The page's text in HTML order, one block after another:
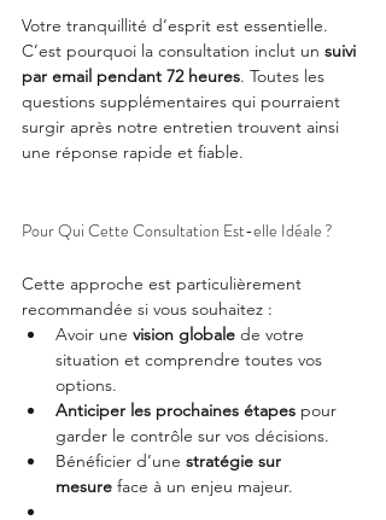
Votre tranquillité d’esprit est essentielle.
C’est pourquoi la consultation inclut un suivi
par email pendant 72 heures. Toutes les
questions supplémentaires qui pourraient
surgir après notre entretien trouvent ainsi
une réponse rapide et fiable.
Pour Qui Cette Consultation Est-elle Idéale ?
Cette approche est particulièrement
recommandée si vous souhaitez :
Avoir une vision globale de votre
situation et comprendre toutes vos
options.
Anticiper les prochaines étapes pour
garder le contrôle sur vos décisions.
Bénéficier d’une stratégie sur
mesure face à un enjeu majeur.